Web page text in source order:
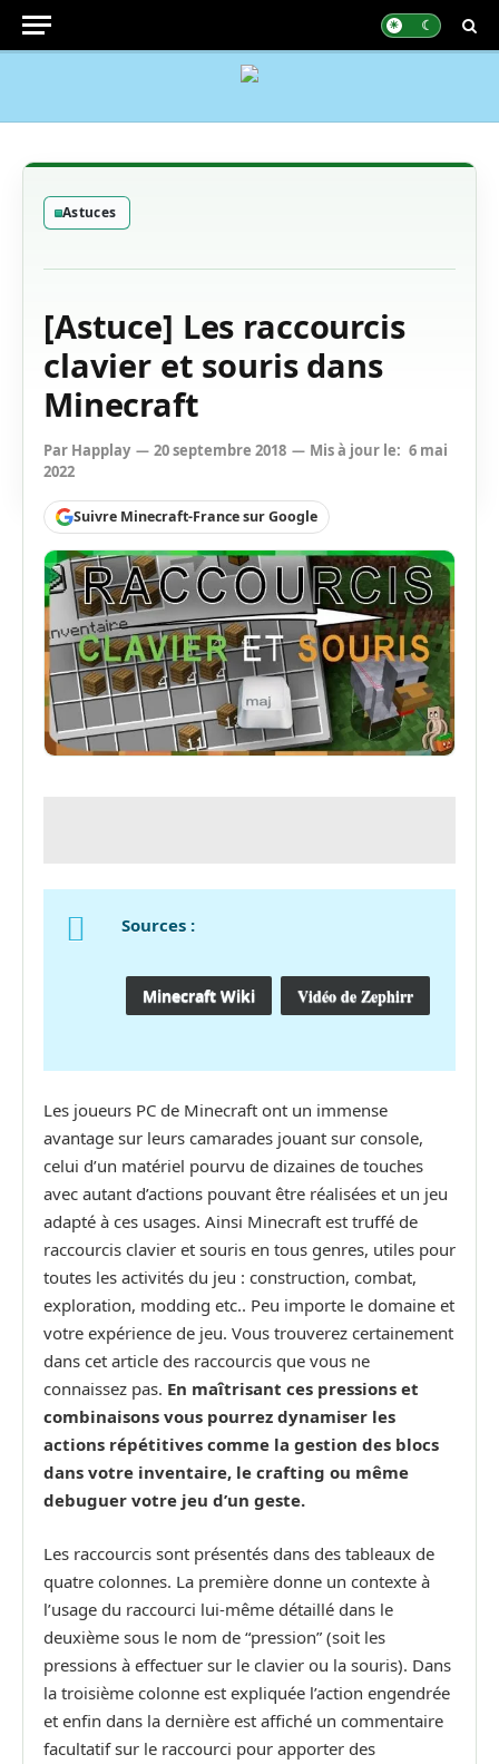
Astuces
[Astuce] Les raccourcis
clavier et souris dans
Minecraft
Par Happlay 20 septembre 2018 Mis à jour le: 6 mai
2022
Suivre Minecraft-France sur Google
Sources :
Minecraft Wiki Vidéo de Zephirr
Les joueurs PC de Minecraft ont un immense
avantage sur leurs camarades jouant sur console,
celui d’un matériel pourvu de dizaines de touches
avec autant d’actions pouvant être réalisées et un jeu
adapté à ces usages. Ainsi Minecraft est truffé de
raccourcis clavier et souris en tous genres, utiles pour
toutes les activités du jeu : construction, combat,
exploration, modding etc.. Peu importe le domaine et
votre expérience de jeu. Vous trouverez certainement
dans cet article des raccourcis que vous ne
connaissez pas. En maîtrisant ces pressions et
combinaisons vous pourrez dynamiser les
actions répétitives comme la gestion des blocs
dans votre inventaire, le crafting ou même
debuguer votre jeu d’un geste.
Les raccourcis sont présentés dans des tableaux de
quatre colonnes. La première donne un contexte à
l’usage du raccourci lui-même détaillé dans le
deuxième sous le nom de “pression” (soit les
pressions à effectuer sur le clavier ou la souris). Dans
la troisième colonne est expliquée l’action engendrée
et enfin dans la dernière est affiché un commentaire
facultatif sur le raccourci pour apporter des